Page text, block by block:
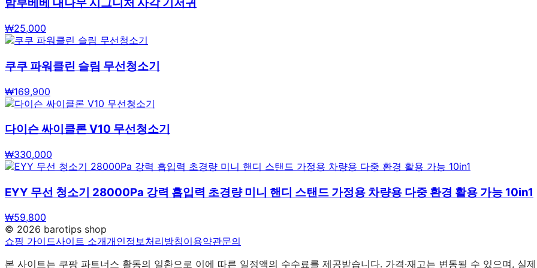
밤부베베 대나무 시그니처 사각 기저귀
₩25,000
쿠쿠 파워클린 슬림 무선청소기
₩169,900
다이슨 싸이클론 V10 무선청소기
₩330,000
EYY 무선 청소기 28000Pa 강력 흡입력 초경량 미니 핸디 스탠드 가정용 차량용 다중 환경 활용 가능 10in1
₩59,800
© 2026 barotips shop
쇼핑 가이드사이트 소개개인정보처리방침이용약관문의
본 사이트는 쿠팡 파트너스 활동의 일환으로 이에 따른 일정액의 수수료를 제공받습니다. 가격·재고는 변동될 수 있으며, 실